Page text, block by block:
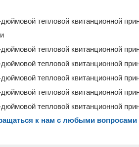
к нам с любыми вопросами